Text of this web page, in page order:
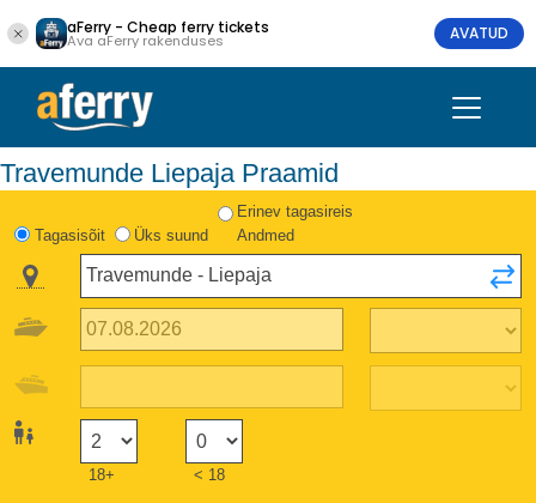
aFerry - Cheap ferry tickets
Ava aFerry rakenduses AVATUD
Travemunde Liepaja Praamid
Tagasisõit Üks suund
Erinev tagasireis
Andmed
18+ < 18